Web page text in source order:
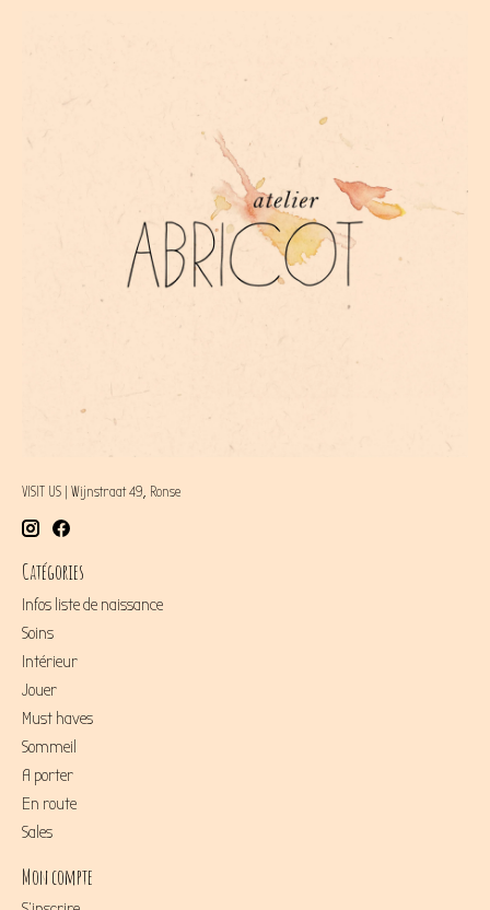
VISIT US | Wijnstraat 49, Ronse
Catégories
Infos liste de naissance
Soins
Intérieur
Jouer
Must haves
Sommeil
A porter
En route
Sales
Mon compte